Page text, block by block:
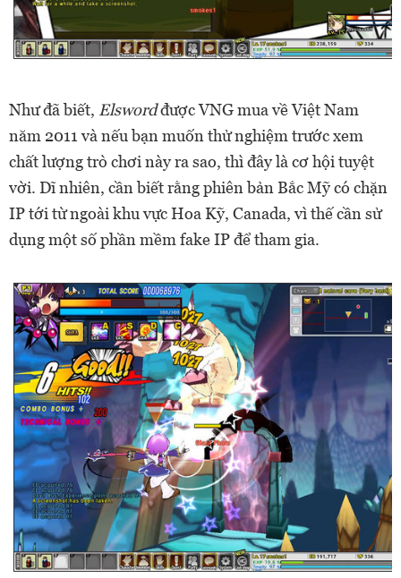
Như đã biết, Elswordđược VNG mua về Việt Nam
năm 2011 và nếu bạn muốn thử nghiệm trước xem
chất lượng trò chơi này ra sao, thì đây là cơ hội tuyệt
vời. Dĩ nhiên, cần biết rằng phiên bản Bắc Mỹ có chặn
IP tới từ ngoài khu vực Hoa Kỹ, Canada, vì thế cần sử
dụng một số phần mềm fake IP để tham gia.